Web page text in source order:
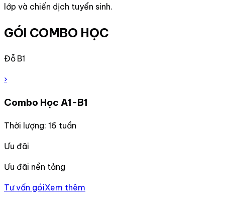
lớp và chiến dịch tuyển sinh.
GÓI COMBO HỌC
Đỗ B1
›
Combo Học A1-B1
Thời lượng: 16 tuần
Ưu đãi
Ưu đãi nền tảng
Tư vấn góiXem thêm